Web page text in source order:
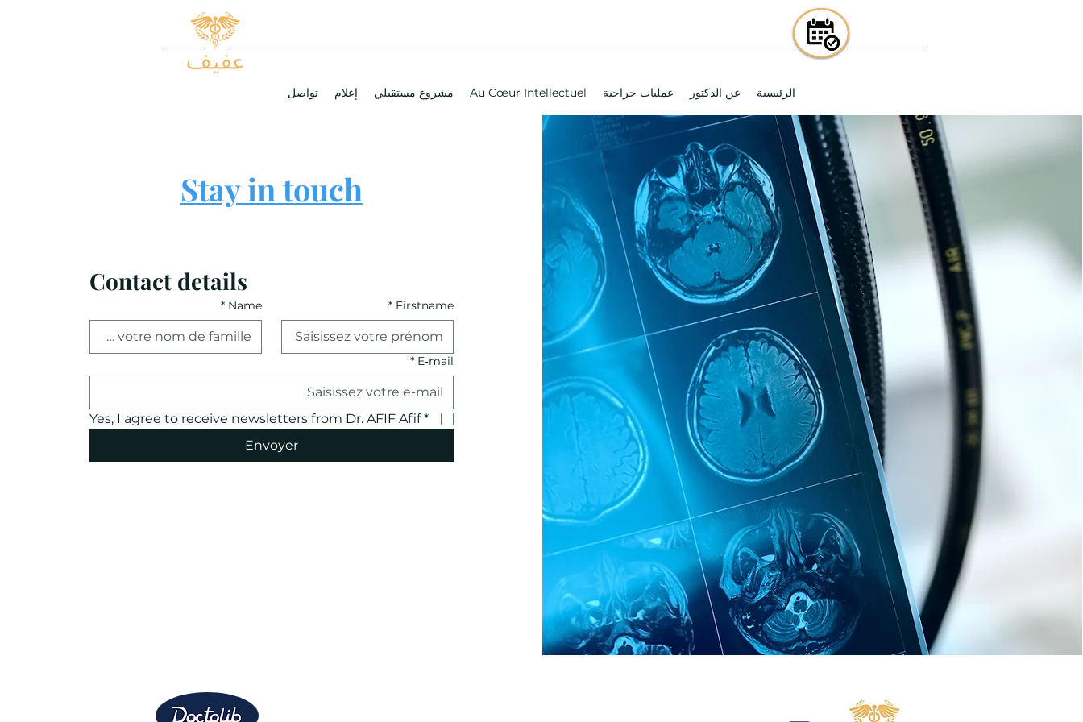
تواصل إعلام مشروع مستقبلي Au Cœur Intellectuel عمليات جراحية عن الدكتور الرئيسية
Stay in touch
Contact details
Firstname
*
Name
*
E‑mail
*
Yes, I agree to receive newsletters from Dr. AFIF Afif *
Envoyer